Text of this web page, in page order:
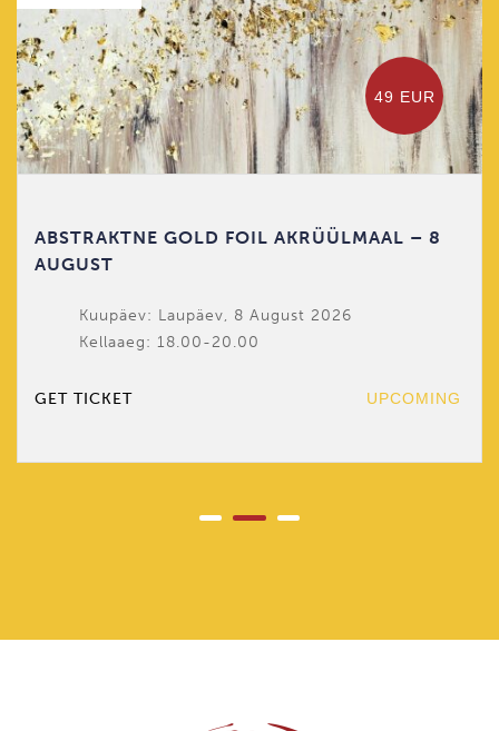
49 EUR
ABSTRAKTNE GOLD FOIL AKRÜÜLMAAL – 8
AUGUST
Kuupäev: Laupäev, 8 August 2026
Kellaaeg: 18.00-20.00
GET TICKET UPCOMING